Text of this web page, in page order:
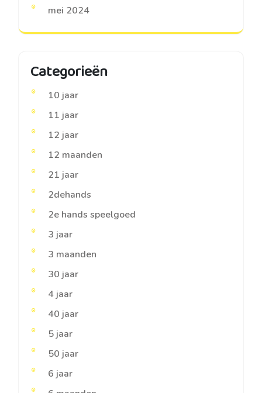
mei 2024
Categorieën
10 jaar
11 jaar
12 jaar
12 maanden
21 jaar
2dehands
2e hands speelgoed
3 jaar
3 maanden
30 jaar
4 jaar
40 jaar
5 jaar
50 jaar
6 jaar